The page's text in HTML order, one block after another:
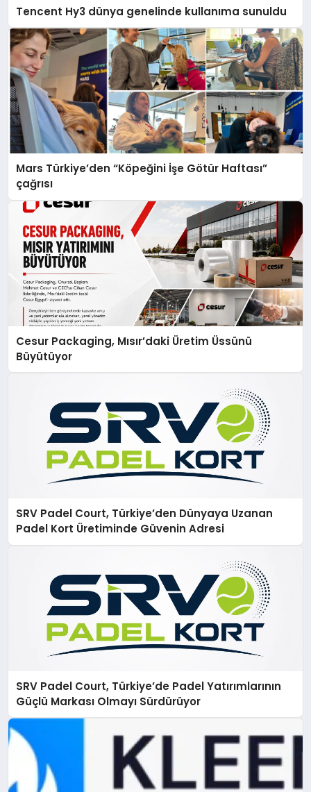
Tencent Hy3 dünya genelinde kullanıma sunuldu
Mars Türkiye’den “Köpeğini İşe Götür Haftası”
çağrısı
Cesur Packaging, Mısır’daki Üretim Üssünü
Büyütüyor
SRV Padel Court, Türkiye’den Dünyaya Uzanan
Padel Kort Üretiminde Güvenin Adresi
SRV Padel Court, Türkiye’de Padel Yatırımlarının
Güçlü Markası Olmayı Sürdürüyor